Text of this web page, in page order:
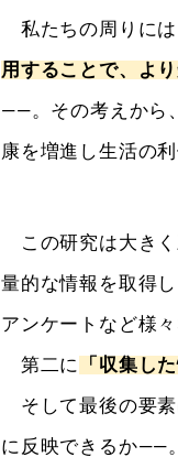
私たちの周りには
用することで、よ
――。その考えから、
康を増進し生活の
この研究は大きく
量的な情報を取得
アンケートなど様
第二に 「収集し
そして最後の要素
に反映できるか――